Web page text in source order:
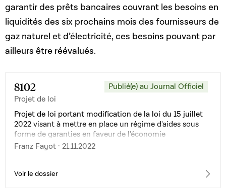
garantir des prêts bancaires couvrant les besoins en
liquidités des six prochains mois des fournisseurs de
gaz naturel et d’électricité, ces besoins pouvant par
ailleurs être réévalués.
8102
Projet de loi
Publié(e) au Journal Officiel
Projet de loi portant modification de la loi du 15 juillet
2022 visant à mettre en place un régime d'aides sous
forme de garanties en faveur de l'économie
luxembourgeoise à la suite de l'agression de la Russie
Franz Fayot · 21.11.2022
Voir le dossier